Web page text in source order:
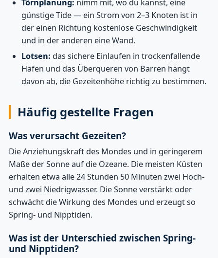
Törnplanung: nimm mit, wo du kannst, eine
günstige Tide — ein Strom von 2–3 Knoten ist in
der einen Richtung kostenlose Geschwindigkeit
und in der anderen eine Wand.
Lotsen: das sichere Einlaufen in trockenfallende
Häfen und das Überqueren von Barren hängt
davon ab, die Gezeitenhöhe richtig zu bestimmen.
Häufig gestellte Fragen
Was verursacht Gezeiten?
Die Anziehungskraft des Mondes und in geringerem
Maße der Sonne auf die Ozeane. Die meisten Küsten
erhalten etwa alle 24 Stunden 50 Minuten zwei Hoch-
und zwei Niedrigwasser. Die Sonne verstärkt oder
schwächt die Wirkung des Mondes und erzeugt so
Spring- und Nipptiden.
Was ist der Unterschied zwischen Spring-
und Nipptiden?